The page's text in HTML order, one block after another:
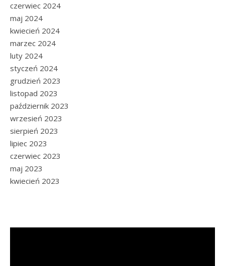
czerwiec 2024
maj 2024
kwiecień 2024
marzec 2024
luty 2024
styczeń 2024
grudzień 2023
listopad 2023
październik 2023
wrzesień 2023
sierpień 2023
lipiec 2023
czerwiec 2023
maj 2023
kwiecień 2023